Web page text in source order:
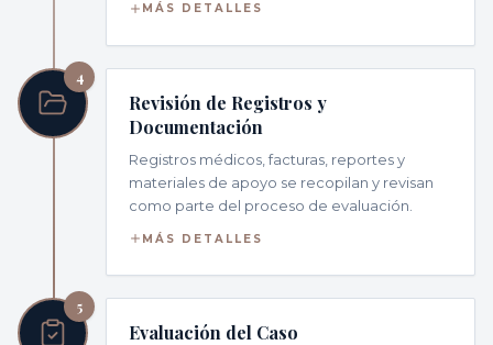
MÁS DETALLES
4
Revisión de Registros y
Documentación
Registros médicos, facturas, reportes y
materiales de apoyo se recopilan y revisan
como parte del proceso de evaluación.
MÁS DETALLES
5
Evaluación del Caso